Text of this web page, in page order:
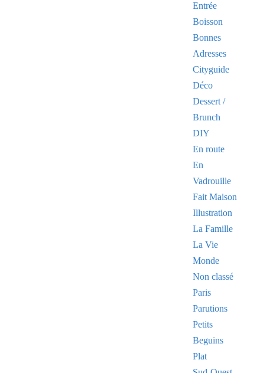
Entrée
Boisson
Bonnes
Adresses
Cityguide
Déco
Dessert /
Brunch
DIY
En route
En
Vadrouille
Fait Maison
Illustration
La Famille
La Vie
Monde
Non classé
Paris
Parutions
Petits
Beguins
Plat